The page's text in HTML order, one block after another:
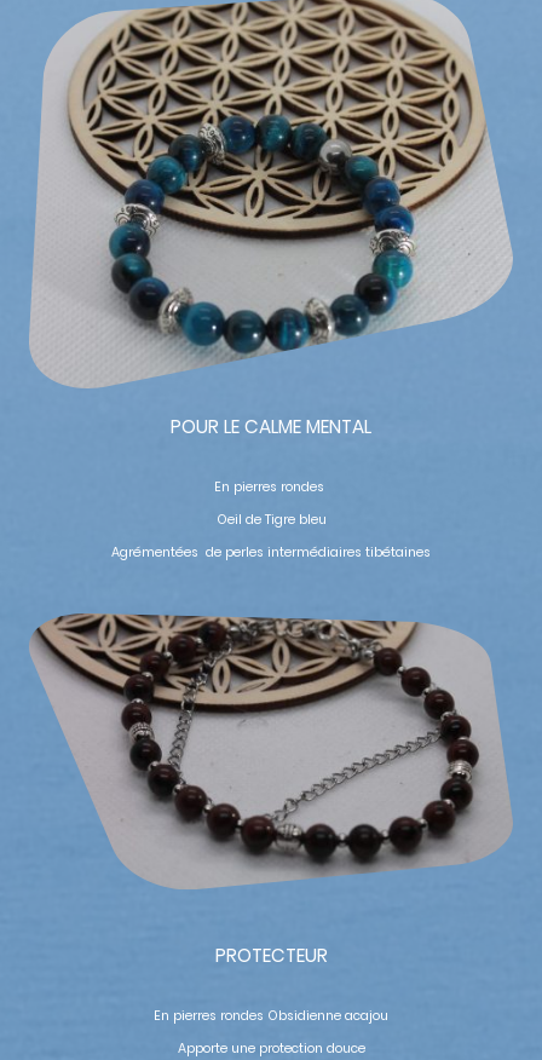
POUR LE CALME MENTAL
En pierres rondes
Oeil de Tigre bleu
Agrémentées de perles intermédiaires tibétaines
PROTECTEUR
En pierres rondes Obsidienne acajou
Apporte une protection douce